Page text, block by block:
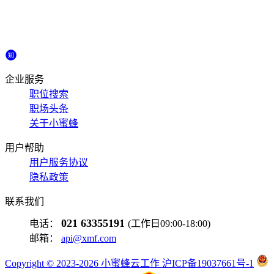
企业服务
职位搜索
职场头条
关于小蜜蜂
用户帮助
用户服务协议
隐私政策
联系我们
电话： 021 63355191 (工作日09:00-18:00)
邮箱： api@xmf.com
Copyright © 2023-2026 小蜜蜂云工作 沪ICP备19037661号-1